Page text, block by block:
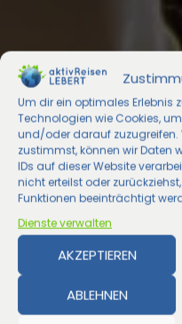
Um dir ein optimales Erlebnis
Technologien wie Cookies,
und/oder darauf zuzugreifen.
zustimmst, können wir Daten
IDs auf dieser Website
nicht erteilst oder
Funktionen beeinträchtigt
Dienste verwalten
AKZEPTIEREN
ABLEHNEN